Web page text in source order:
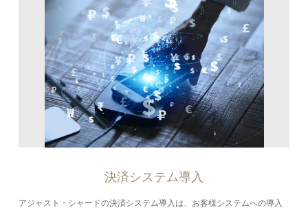
決済システム導入
アジャスト・シャードの決済システム導入は、お客様システムへの導入